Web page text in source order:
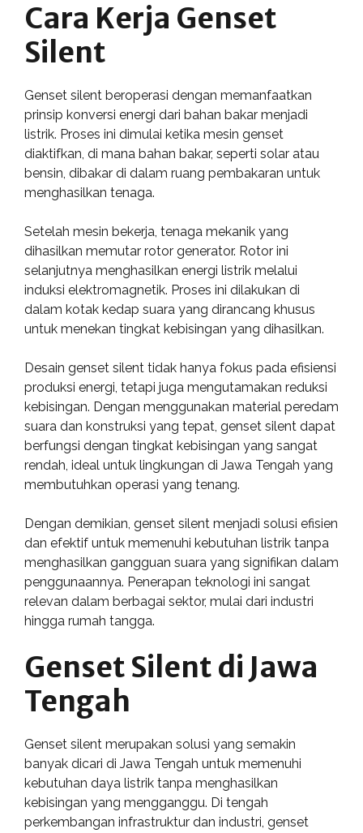
Cara Kerja Genset
Silent
Genset silent beroperasi dengan memanfaatkan
prinsip konversi energi dari bahan bakar menjadi
listrik. Proses ini dimulai ketika mesin genset
diaktifkan, di mana bahan bakar, seperti solar atau
bensin, dibakar di dalam ruang pembakaran untuk
menghasilkan tenaga.
Setelah mesin bekerja, tenaga mekanik yang
dihasilkan memutar rotor generator. Rotor ini
selanjutnya menghasilkan energi listrik melalui
induksi elektromagnetik. Proses ini dilakukan di
dalam kotak kedap suara yang dirancang khusus
untuk menekan tingkat kebisingan yang dihasilkan.
Desain genset silent tidak hanya fokus pada efisiensi
produksi energi, tetapi juga mengutamakan reduksi
kebisingan. Dengan menggunakan material peredam
suara dan konstruksi yang tepat, genset silent dapat
berfungsi dengan tingkat kebisingan yang sangat
rendah, ideal untuk lingkungan di Jawa Tengah yang
membutuhkan operasi yang tenang.
Dengan demikian, genset silent menjadi solusi efisien
dan efektif untuk memenuhi kebutuhan listrik tanpa
menghasilkan gangguan suara yang signifikan dalam
penggunaannya. Penerapan teknologi ini sangat
relevan dalam berbagai sektor, mulai dari industri
hingga rumah tangga.
Genset Silent di Jawa
Tengah
Genset silent merupakan solusi yang semakin
banyak dicari di Jawa Tengah untuk memenuhi
kebutuhan daya listrik tanpa menghasilkan
kebisingan yang mengganggu. Di tengah
perkembangan infrastruktur dan industri, genset